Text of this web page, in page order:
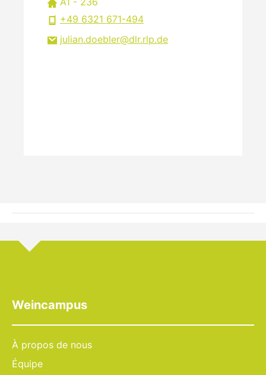
+49 6321 671-494
julian.doebler
dlr.rlp de
Weincampus
À propos de nous
Équipe